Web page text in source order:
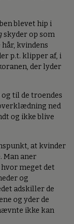
blevet hip i
skyder op som
kvindens
p.t. klipper af, i
der lyder
til de troendes
ned
og ikke blive
at kvinder
Man aner
meget det
og
adskiller de
og yder de
ikke kan